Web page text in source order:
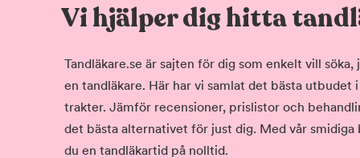
Vi hjälper dig hitta
Tandläkare.se är sajten för dig som enkelt vill
en tandläkare. Här har vi samlat det bästa utbudet
trakter. Jämför recensioner, prislistor och
det bästa alternativet för just dig. Med vår smidiga
du en tandläkartid på nolltid.